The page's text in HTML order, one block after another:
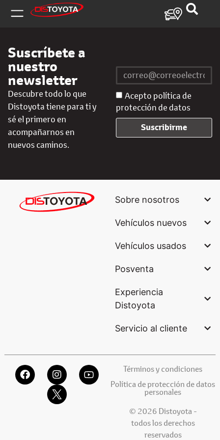
Suscríbete a
nuestro
newsletter
Descubre todo lo que
Distoyota tiene para ti y
sé el primero en
acompañarnos en
nuevos caminos.
Acepto política de
protección de datos
Suscribirme
Sobre nosotros
Vehículos nuevos
Vehículos usados
Posventa
Experiencia
Distoyota
Servicio al cliente
Términos y condiciones
Política de protección de datos
personales
© 2026 Distoyota -
todos los derechos
reservados